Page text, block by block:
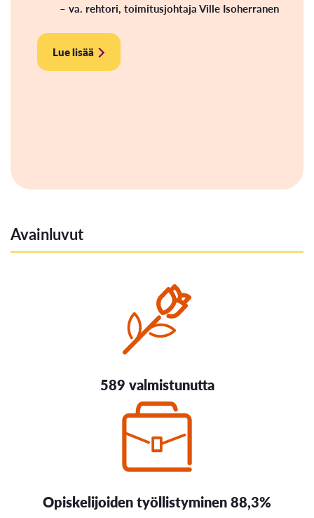
– va. rehtori, toimitusjohtaja Ville Isoherranen
Lue lisää
Avainluvut
589 valmistunutta
Opiskelijoiden työllistyminen 88,3%